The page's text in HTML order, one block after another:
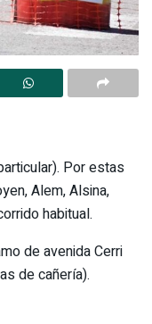
Por estas
Alem, Alsina,
habitual.
de avenida Cerri
de cañería).